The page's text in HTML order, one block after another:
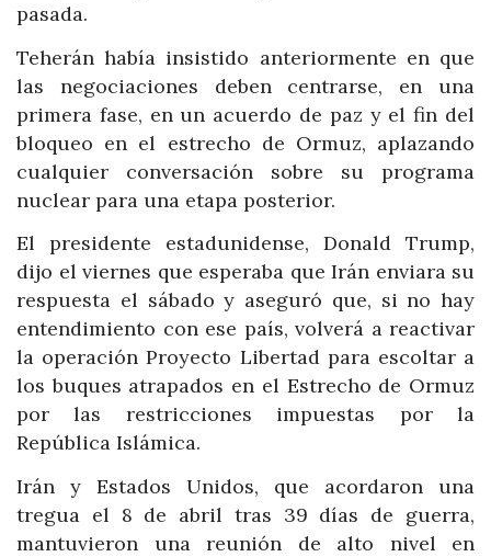
pasada.
Teherán había insistido anteriormente en que
las negociaciones deben centrarse, en una
primera fase, en un acuerdo de paz y el fin del
bloqueo en el estrecho de Ormuz, aplazando
cualquier conversación sobre su programa
nuclear para una etapa posterior.
El presidente estadunidense, Donald Trump,
dijo el viernes que esperaba que Irán enviara su
respuesta el sábado y aseguró que, si no hay
entendimiento con ese país, volverá a reactivar
la operación Proyecto Libertad para escoltar a
los buques atrapados en el Estrecho de Ormuz
por las restricciones impuestas por la
República Islámica.
Irán y Estados Unidos, que acordaron una
tregua el 8 de abril tras 39 días de guerra,
mantuvieron una reunión de alto nivel en